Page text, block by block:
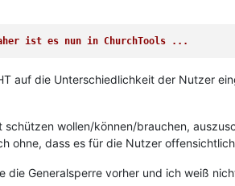
ist es nun in ChurchTools ...
auf die Unterschiedlichkeit der Nutzer
wollen/können/brauchen,
ohne, dass es für die Nutzer
Generalsperre vorher und ich weiß